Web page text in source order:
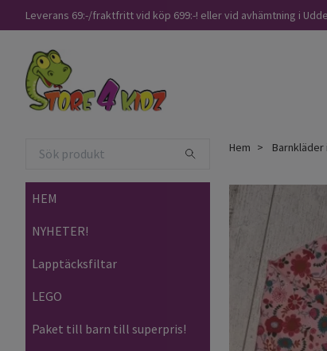
Leverans 69:-/fraktfritt vid köp 699:-! eller vid avhämtning i
HEM
NYHETER!
Lapptäcksfiltar
LEGO
Paket till barn till superpris!
Hem